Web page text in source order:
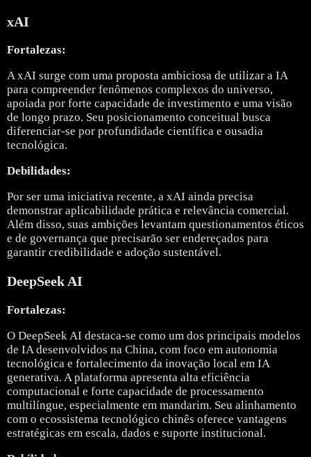
xAI
Fortalezas:
AxAI surge com uma proposta ambiciosa de utilizar a IA
para compreender fenômenos complexos do universo,
apoiada por forte capacidade de investimento e uma visão
de longo prazo. Seu posicionamento conceitual busca
diferenciar-se por profundidade científica e ousadia
tecnológica.
Debilidades:
Por ser uma iniciativa recente, a xAI ainda precisa
demonstrar aplicabilidade prática e relevância comercial.
Além disso, suas ambições levantam questionamentos éticos
e de governança que precisarão ser endereçados para
garantir credibilidade e adoção sustentável.
DeepSeek AI
Fortalezas:
O DeepSeek AI destaca-se como um dos principais modelos
de IA desenvolvidos na China, com foco em autonomia
tecnológica e fortalecimento da inovação local em IA
generativa. A plataforma apresenta alta eficiência
computacional e forte capacidade de processamento
multilíngue, especialmente em mandarim. Seu alinhamento
com o ecossistema tecnológico chinês oferece vantagens
estratégicas em escala, dados e suporte institucional.